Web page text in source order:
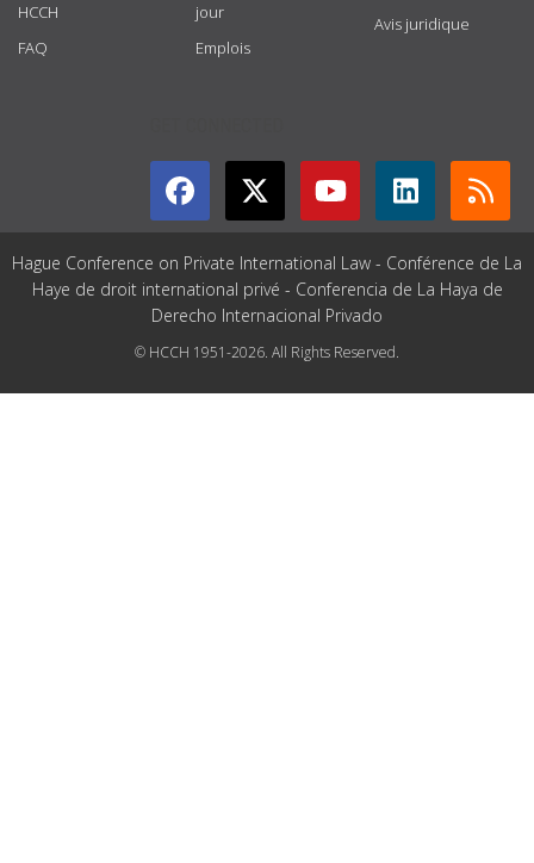
HCCH
FAQ
jour
Emplois
Avis juridique
Hague Conference on Private International Law - Conférence de La
Haye de droit international privé - Conferencia de La Haya de
Derecho Internacional Privado
© HCCH 1951-2026. All Rights Reserved.